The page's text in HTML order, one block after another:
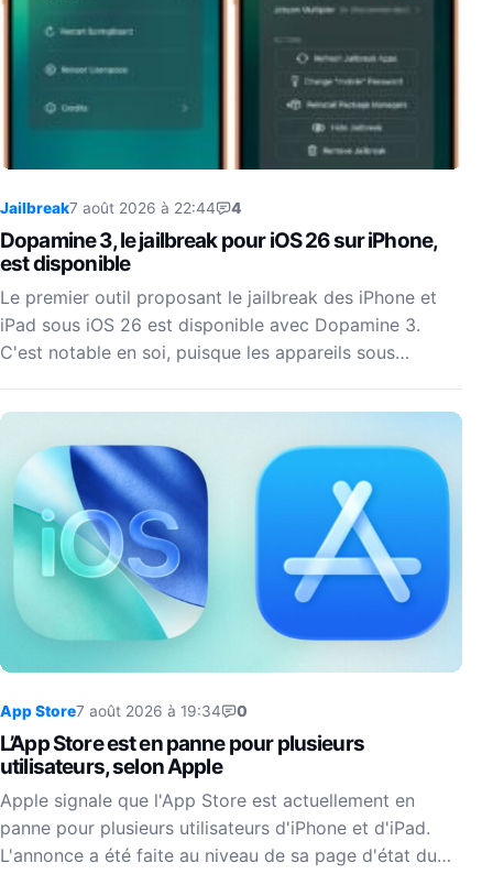
Jailbreak7 août 2026 à 22:44 4
Dopamine 3, le jailbreak pour iOS 26 sur iPhone,
est disponible
Le premier outil proposant le jailbreak des iPhone et
iPad sous iOS 26 est disponible avec Dopamine 3.
C'est notable en soi, puisque les appareils sous…
App Store7 août 2026 à 19:34 0
L’App Store est en panne pour plusieurs
utilisateurs, selon Apple
Apple signale que l'App Store est actuellement en
panne pour plusieurs utilisateurs d'iPhone et d'iPad.
L'annonce a été faite au niveau de sa page d'état du…